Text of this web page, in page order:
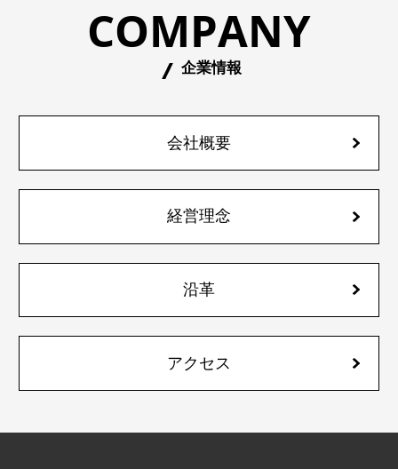
COMPANY
企業情報
会社概要
経営理念
沿革
アクセス